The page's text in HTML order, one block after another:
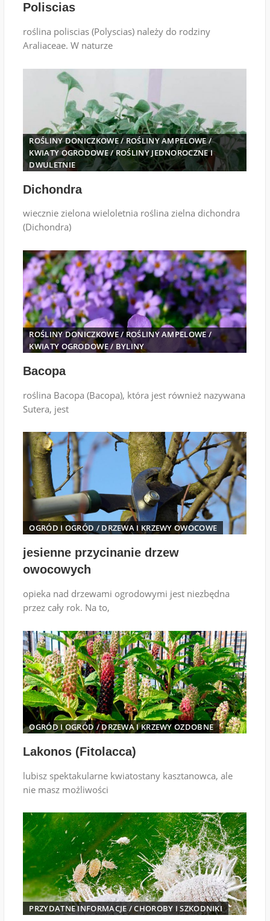
Poliscias
roślina poliscias (Polyscias) należy do rodziny
Araliaceae. W naturze
ROŚLINY DONICZKOWE/ROŚLINY AMPELOWE/
KWIATY OGRODOWE/ROŚLINY JEDNOROCZNE I
DWULETNIE
Dichondra
wiecznie zielona wieloletnia roślina zielna dichondra
(Dichondra)
ROŚLINY DONICZKOWE/ROŚLINY AMPELOWE/
KWIATY OGRODOWE/ BYLINY
Bacopa
roślina Bacopa (Bacopa), która jest również nazywana
Sutera, jest
OGRÓD I OGRÓD / DRZEWA I KRZEWY OWOCOWE
jesienne przycinanie drzew
owocowych
opieka nad drzewami ogrodowymi jest niezbędna
przez cały rok. Na to,
OGRÓD I OGRÓD/DRZEWA I KRZEWY OZDOBNE
Lakonos (Fitolacca)
lubisz spektakularne kwiatostany kasztanowca, ale
nie masz możliwości
PRZYDATNE INFORMACJE/CHOROBY I SZKODNIKI